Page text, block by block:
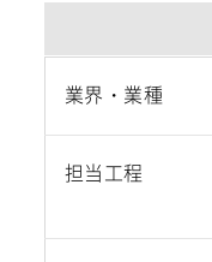
業界・業種
担当工程